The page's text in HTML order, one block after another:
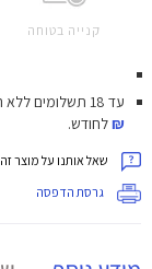
קנייה בטוחה
עד 18 תשלומים ללא ריבית.
₪לחודש.
שאל אותנו על מוצר זה
גרסת הדפסה